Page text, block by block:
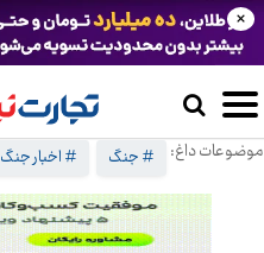
موضوعات داغ: # جنگ # اخبار جنگ
×